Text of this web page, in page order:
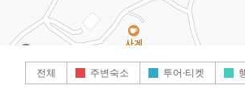
전체 주변숙소 투어·티켓